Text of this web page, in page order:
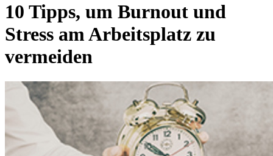
10 Tipps, um Burnout und
Stress am Arbeitsplatz zu
vermeiden